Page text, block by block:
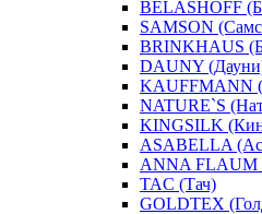
BELASHOFF
SAMSON
BRINKHAUS
DAUNY
KAUFFMANN
NATURE`S
KINGSILK
ASABELLA
ANNA FLAUM
TAC (Тач)
GOLDTEX